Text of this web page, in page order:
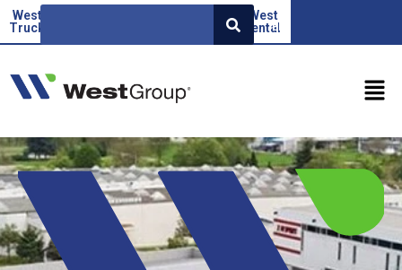
West
Truck
Factor
West
rental
EN